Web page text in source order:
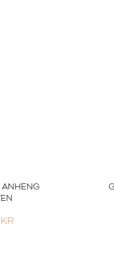
ANHENG
KR